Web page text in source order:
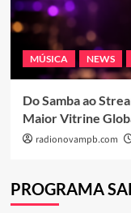
MÚSICA NEWS
Do Samba ao
Maior Vitrine
radionovampb.com
PROGRAMA